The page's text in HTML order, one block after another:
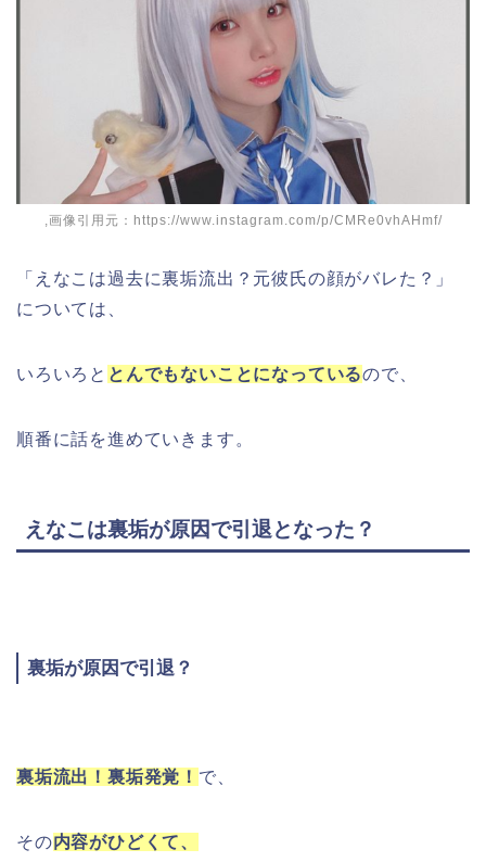
,画像引用元：https://www.instagram.com/p/CMRe0vhAHmf/
「えなこは過去に裏垢流出？元彼氏の顔がバレた？」
については、
いろいろと とんでもないことになっているので、
順番に話を進めていきます。
えなこは裏垢が原因で引退となった？
裏垢が原因で引退？
裏垢流出！裏垢発覚！ で、
その内容がひどくて、